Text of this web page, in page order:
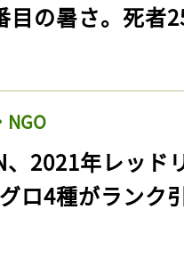
目の暑さ。死者
NGO
、2021年レッ
ロ4種がランク